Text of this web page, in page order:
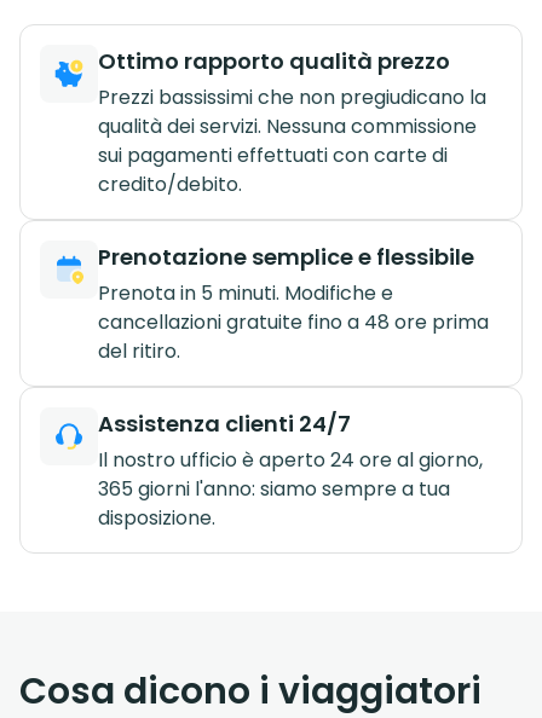
Ottimo rapporto qualità prezzo
Prezzi bassissimi che non pregiudicano la
qualità dei servizi. Nessuna commissione
sui pagamenti effettuati con carte di
credito/debito.
Prenotazione semplice e flessibile
Prenota in 5 minuti. Modifiche e
cancellazioni gratuite fino a 48 ore prima
del ritiro.
Assistenza clienti 24/7
Il nostro ufficio è aperto 24 ore al giorno,
365 giorni l'anno: siamo sempre a tua
disposizione.
Cosa dicono i viaggiatori